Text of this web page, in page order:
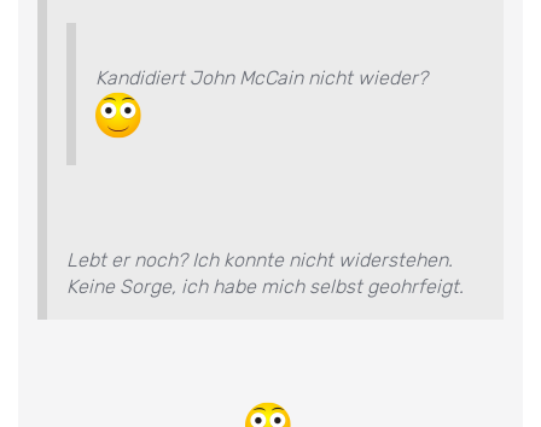
Kandidiert John McCain nicht wieder?
Lebt er noch? Ich konnte nicht widerstehen.
Keine Sorge, ich habe mich selbst geohrfeigt.